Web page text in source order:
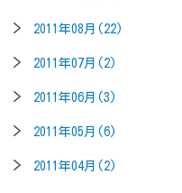
2011年08月(22)
2011年07月(2)
2011年06月(3)
2011年05月(6)
2011年04月(2)